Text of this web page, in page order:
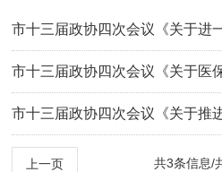
市十三届政协四次会议《关于进
集中采购制度的提案》（第4209
市十三届政协四次会议《关于医
提案》（第4222号）答复
市十三届政协四次会议《关于推
业发展的提案》（第4165号）答
上一页 共3条信息/